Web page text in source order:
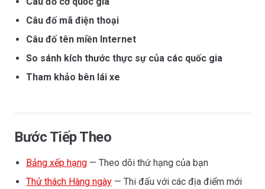
Câu đố mã điện thoại
Câu đố tên miền Internet
So sánh kích thước thực sự của các quốc gia
Tham khảo bên lái xe
Bước Tiếp Theo
Bảng xếp hạng — Theo dõi thứ hạng của bạn
Thử thách Hàng ngày — Thi đấu với các địa điểm mới